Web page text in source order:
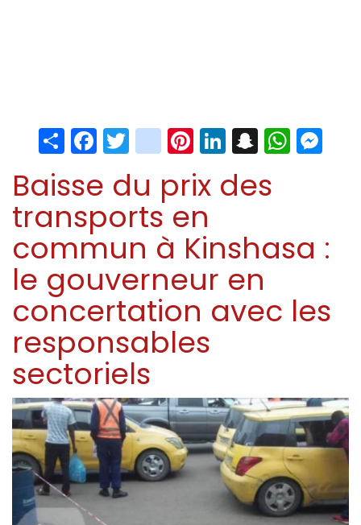
ShareFacebook
Twitter
instagram
Pinterest
LinkedIn
Snapchat
Baisse du prix des
transports en
commun à Kinshasa :
le gouverneur en
concertation avec les
responsables
sectoriels